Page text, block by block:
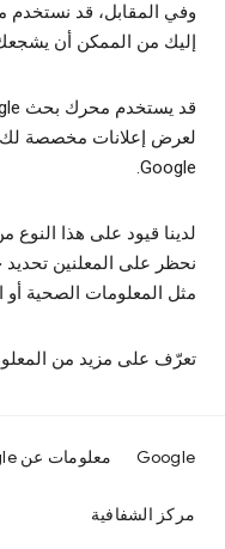
وفي المقابل، قد نستخدم
إليك من الممكن أن
لعرض إعلانات مخصصة
Google.
لدينا قيود على هذا النوع
نحظر على المعلنين
مثل المعلومات الصحية أو
تعرّف على مزيد من
Google معلومات عن Google
مركز الشفافية